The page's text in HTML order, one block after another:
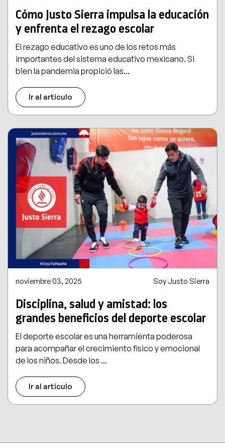
Cómo Justo Sierra impulsa la educación
y enfrenta el rezago escolar
El rezago educativo es uno de los retos más
importantes del sistema educativo mexicano. Si
bien la pandemia propició las...
Ir al artículo
noviembre 03, 2025 Soy Justo Sierra
Disciplina, salud y amistad: los
grandes beneficios del deporte escolar
El deporte escolar es una herramienta poderosa
para acompañar el crecimiento físico y emocional
de los niños. Desde los ...
Ir al artículo